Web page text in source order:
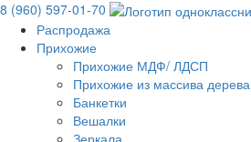
8 (960) 597-01-70
Распродажа
Прихожие
Прихожие МДФ/ ЛДСП
Прихожие из массива дерева
Банкетки
Вешалки